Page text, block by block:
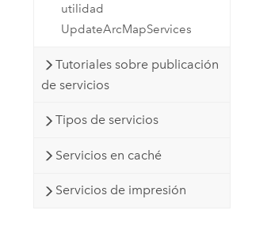
utilidad
UpdateArcMapServices
Tutoriales sobre publicación
de servicios
Tipos de servicios
Servicios en caché
Servicios de impresión